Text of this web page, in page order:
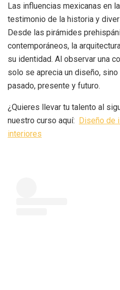
Las influencias mexicanas en
testimonio de la historia y
Desde las pirámides
contemporáneos, la
su identidad. Al observar una
solo se aprecia un diseño,
pasado, presente y futuro.
¿Quieres llevar tu talento al
nuestro curso aquí: Diseño de
interiores